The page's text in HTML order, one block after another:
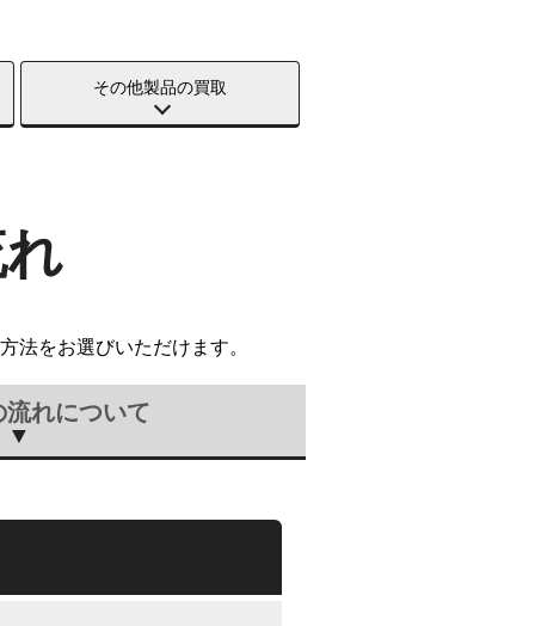
その他製品の買取
法をお選びいただけます。
れについて